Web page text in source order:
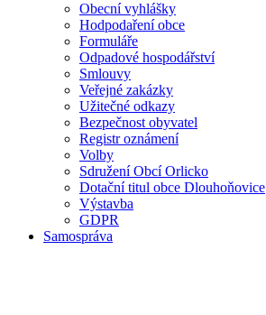
Obecní vyhlášky
Hodpodaření obce
Formuláře
Odpadové hospodářství
Smlouvy
Veřejné zakázky
Užitečné odkazy
Bezpečnost obyvatel
Registr oznámení
Volby
Sdružení Obcí Orlicko
Dotační titul obce Dlouhoňovice
Výstavba
GDPR
Samospráva